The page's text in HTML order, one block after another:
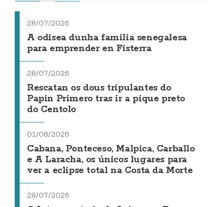
28/07/2026
A odisea dunha familia senegalesa
para emprender en Fisterra
28/07/2026
Rescatan os dous tripulantes do
Papin Primero tras ir a pique preto
do Centolo
01/08/2026
Cabana, Ponteceso, Malpica, Carballo
e A Laracha, os únicos lugares para
ver a eclipse total na Costa da Morte
29/07/2026